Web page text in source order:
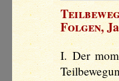
Folgen,
I. Der